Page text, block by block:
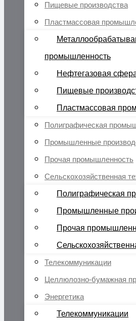
Пищевые производства
Пластмассовая
промышленность
Нефтегазовая
Пищевые
Пластмассовая
Полиграфическая
Промышленные
Прочая промышленность
Сельскохозяйственная
Полиграфическая
Промышленные
Прочая
Телекоммуникации
Целлюлозно-бумажная
Энергетика
Телекоммуникации